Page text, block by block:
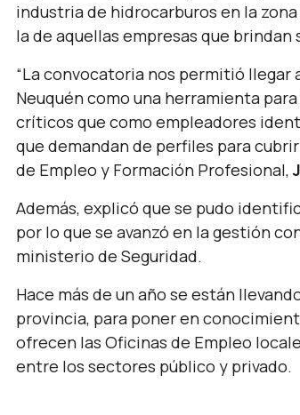
industria de hidrocarburos en la
la de aquellas empresas que
“La convocatoria nos permitió
Neuquén como una herramienta
críticos que como empleadores
que demandan de perfiles para
de Empleo y Formación Profesional,
Además, explicó que se pudo
por lo que se avanzó en la gestión
ministerio de Seguridad.
Hace más de un año se están
provincia, para poner en
ofrecen las Oficinas de Empleo
entre los sectores público y privado.